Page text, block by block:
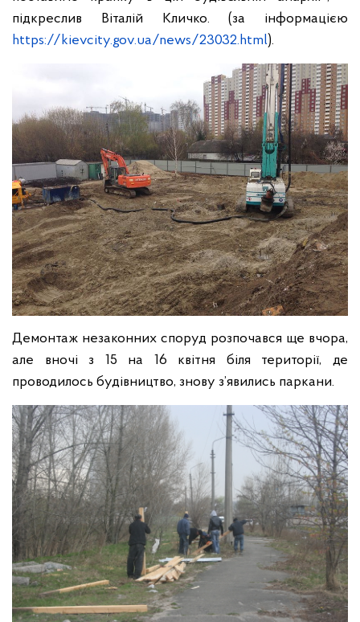
підкреслив Віталій Кличко. (за інформацією
https://kievcity.gov.ua/news/23032.html).
Демонтаж незаконних споруд розпочався ще вчора,
але вночі з 15 на 16 квітня біля території, де
проводилось будівництво, знову з’явились паркани.